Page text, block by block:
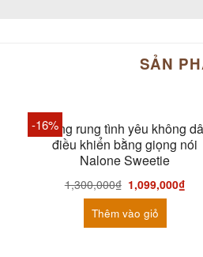
SẢN
-16% HẾT HÀNG
Trứng rung tình yêu không
điều khiển bằng giọng nói
Nalone Sweetie
1,300,000₫ 1,099,000₫
Thêm vào giỏ